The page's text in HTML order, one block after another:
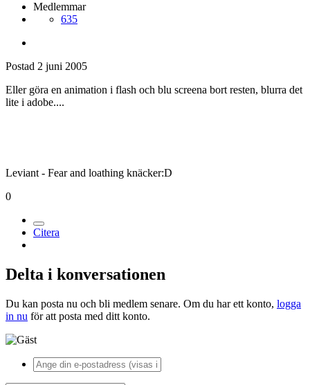
Medlemmar
635
Postad 2 juni 2005
Eller göra en animation i flash och blu screena bort resten, blurra det
lite i adobe....
Leviant - Fear and loathing knäcker:D
0
Citera
Delta i konversationen
Du kan posta nu och bli medlem senare. Om du har ett konto, logga
in nu för att posta med ditt konto.